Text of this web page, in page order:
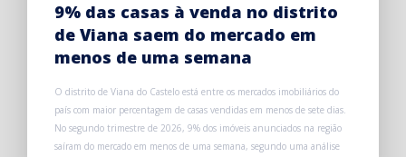
9% das casas à venda no distrito
de Viana saem do mercado em
menos de uma semana
O distrito de Viana do Castelo está entre os mercados imobiliários do
país com maior percentagem de casas vendidas em menos de sete dias.
No segundo trimestre de 2026, 9% dos imóveis anunciados na região
saíram do mercado em menos de uma semana, segundo uma análise